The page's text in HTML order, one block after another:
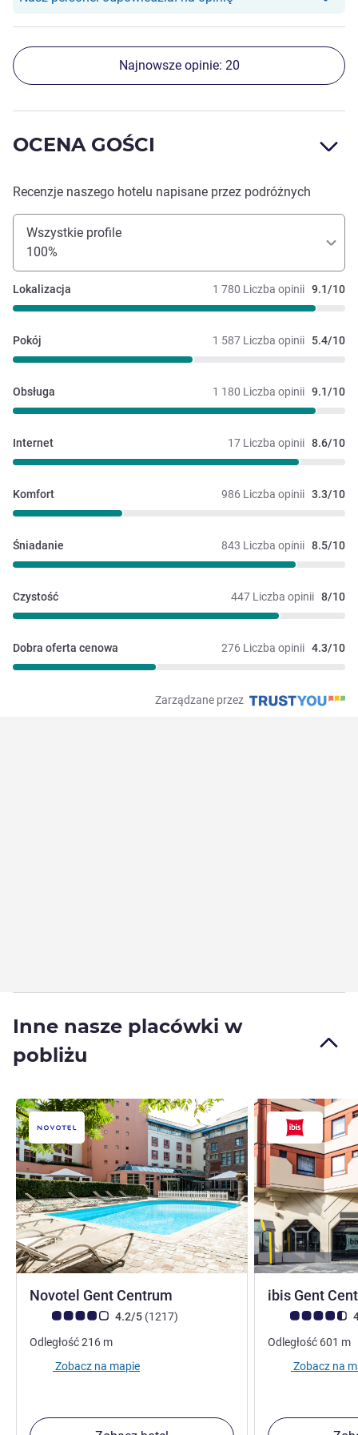
Najnowsze opinie: 20
OCENA GOŚCI
Recenzje naszego hotelu napisane przez podróżnych
Wszystkie profile
100%
1 780 Liczba opinii 9.1/10
Lokalizacja
1 587 Liczba opinii 5.4/10
Pokój
1 180 Liczba opinii 9.1/10
Obsługa
17 Liczba opinii 8.6/10
Internet
986 Liczba opinii 3.3/10
Komfort
843 Liczba opinii 8.5/10
Śniadanie
447 Liczba opinii 8/10
Czystość
276 Liczba opinii 4.3/10
Dobra oferta cenowa
Zarządzane przez
Inne nasze placówki w
pobliżu
Novotel Gent Centrum
Ocena klientów (Ocena ALL)
4.2/5 (1217Liczba opinii
)
Odległość216 m
Zobacz na mapie
ibis Gent
Ocena klientów
Odległość 601 m
Zobacz na